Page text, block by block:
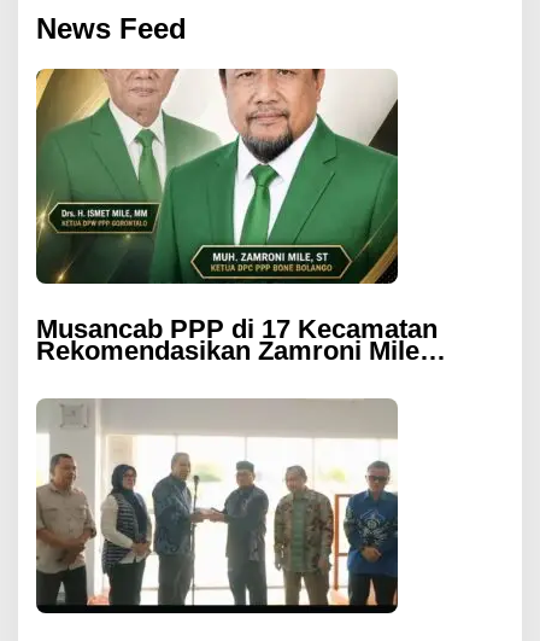
News Feed
Musancab PPP di 17 Kecamatan
Rekomendasikan Zamroni Mile